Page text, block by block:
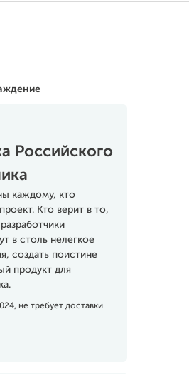
Российского
каждому, кто
Кто верит в то,
в столь нелегкое
создать поистине
продукт для
не требует доставки